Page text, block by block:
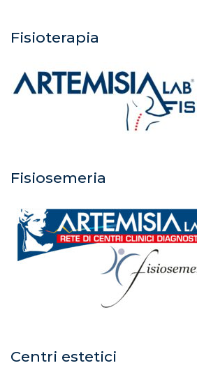
Fisioterapia
Fisiosemeria
Centri estetici